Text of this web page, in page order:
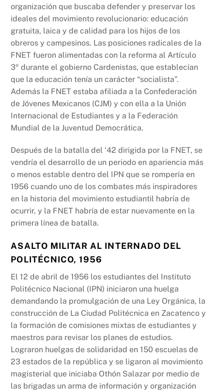
organización que buscaba defender y preservar los
ideales del movimiento revolucionario: educación
gratuita, laica y de calidad para los hijos de los
obreros y campesinos. Las posiciones radicales de la
FNET fueron alimentadas con la reforma al Artículo
3º durante el gobierno Cardenistas, que establecían
que la educación tenía un carácter “socialista”.
Además la FNET estaba afiliada a la Confederación
de Jóvenes Mexicanos (CJM) y con ella a la Unión
Internacional de Estudiantes y a la Federación
Mundial de la Juventud Democrática.
Después de la batalla del ‘42 dirigida por la FNET, se
vendría el desarrollo de un periodo en apariencia más
o menos estable dentro del IPN que se rompería en
1956 cuando uno de los combates más inspiradores
en la historia del movimiento estudiantil habría de
ocurrir, y la FNET habría de estar nuevamente en la
primera línea de batalla.
ASALTO MILITAR AL INTERNADO DEL
POLITÉCNICO, 1956
El 12 de abril de 1956 los estudiantes del Instituto
Politécnico Nacional (IPN) iniciaron una huelga
demandando la promulgación de una Ley Orgánica, la
construcción de La Ciudad Politécnica en Zacatenco y
la formación de comisiones mixtas de estudiantes y
maestros para revisar los planes de estudios.
Lograron huelgas de solidaridad en 150 escuelas de
23 estados de la república y se ligaron al movimiento
magisterial que iniciaba Othón Salazar por medio de
las brigadas un arma de información y organización